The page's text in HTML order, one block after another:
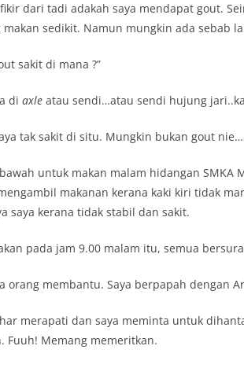
dari tadi adakah saya mendapat gout.
makan sedikit. Namun mungkin ada sebab
sakit di mana ?”
di axle atau sendi…atau sendi hujung
tak sakit di situ. Mungkin bukan gout
untuk makan malam hidangan SMKA
makanan kerana kaki kiri tidak
saya kerana tidak stabil dan sakit.
pada jam 9.00 malam itu, semua
orang membantu. Saya berpapah dengan
merapati dan saya meminta untuk
Fuuh! Memang memeritkan.